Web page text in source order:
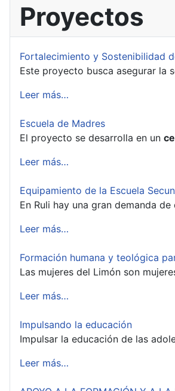
Proyectos
Fortalecimiento y Sostenibilidad
Este proyecto busca asegurar la
Leer más…
Escuela de Madres
El proyecto se desarrolla en un
Leer más…
Equipamiento de la Escuela
En Ruli hay una gran demanda
Leer más…
Formación humana y teológica
Las mujeres del Limón son
Leer más…
Impulsando la educación
Impulsar la educación de las
Leer más…